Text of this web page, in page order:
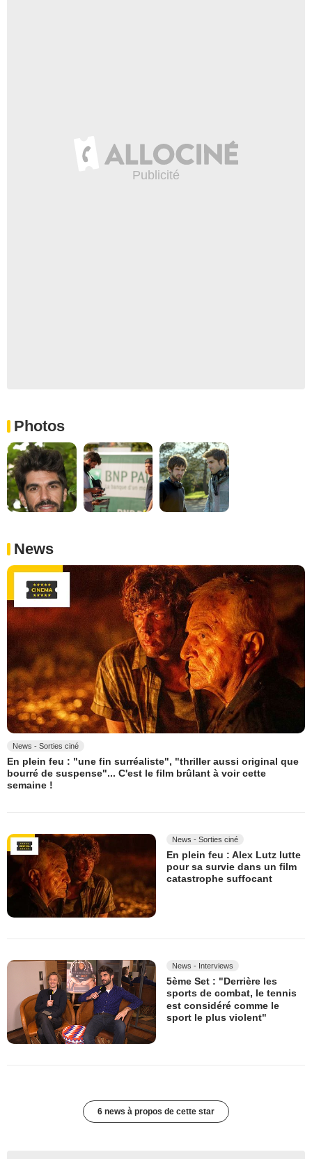
Photos
News
News - Sorties ciné
En plein feu : "une fin surréaliste", "thriller aussi original que
bourré de suspense"... C'est le film brûlant à voir cette
semaine !
News - Sorties ciné
En plein feu : Alex Lutz lutte
pour sa survie dans un film
catastrophe suffocant
News - Interviews
5ème Set : "Derrière les
sports de combat, le tennis
est considéré comme le
sport le plus violent"
6 news à propos de cette star